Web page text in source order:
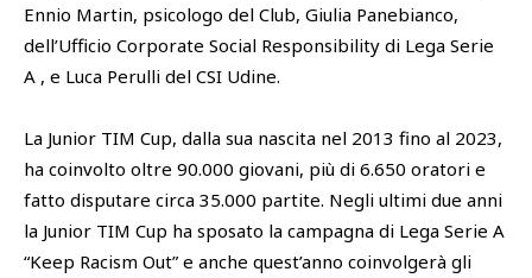
Ennio Martin, psicologo del Club, Giulia Panebianco,
dell’Ufficio Corporate Social Responsibility di Lega Serie
A , e Luca Perulli del CSI Udine.
La Junior TIM Cup, dalla sua nascita nel 2013 fino al 2023,
ha coinvolto oltre 90.000 giovani, più di 6.650 oratori e
fatto disputare circa 35.000 partite. Negli ultimi due anni
la Junior TIM Cup ha sposato la campagna di Lega Serie A
“Keep Racism Out” e anche quest’anno coinvolgerà gli